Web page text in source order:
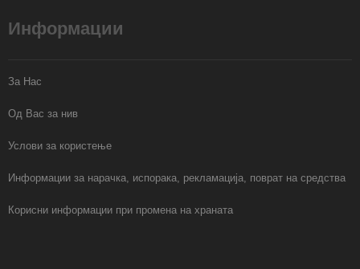
Информации
За Нас
Од Вас за нив
Услови за користење
Информации за нарачка, испорака, рекламација, поврат на средства
Корисни информации при промена на храната